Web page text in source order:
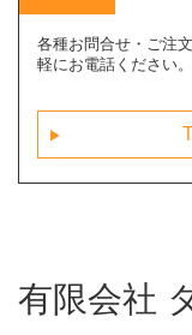
各種お問合せ・ご注
軽にお電話ください。
next
有限会社